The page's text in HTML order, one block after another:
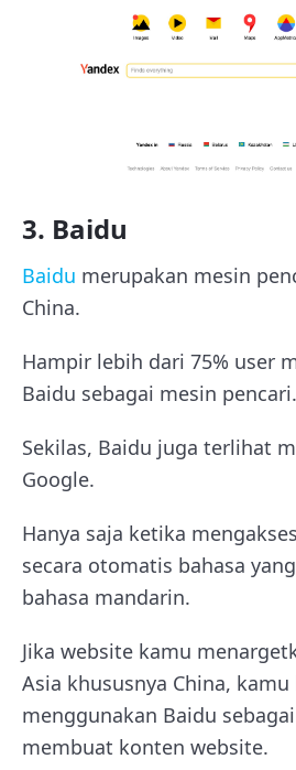
3. Baidu
Baidu merupakan mesin
China.
Hampir lebih dari 75% user
Baidu sebagai mesin pencari.
Sekilas, Baidu juga terlihat
Google.
Hanya saja ketika
secara otomatis bahasa
bahasa mandarin.
Jika website kamu
Asia khususnya China, kamu
menggunakan Baidu
membuat konten website.